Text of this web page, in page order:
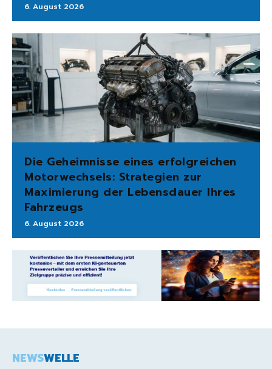
6. August 2026
Die Geheimnisse eines erfolgreichen
Motorwechsels: Strategien zur
Maximierung der Lebensdauer Ihres
Fahrzeugs
6. August 2026
NEWSWELLE